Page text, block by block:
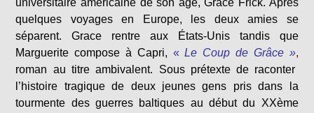
universitaire américaine de son âge, Grace Frick. Après
quelques voyages en Europe, les deux amies se
séparent. Grace rentre aux États-Unis tandis que
Marguerite compose à Capri, «Le Coup de Grâce »,
roman au titre ambivalent. Sous prétexte de raconter
l’histoire tragique de deux jeunes gens pris dans la
tourmente des guerres baltiques au début du XXème